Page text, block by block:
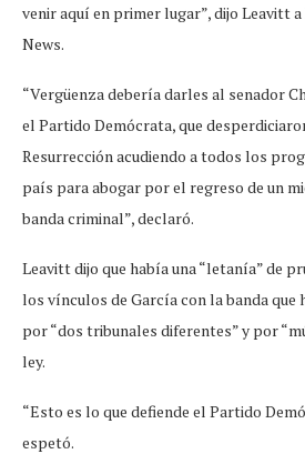
venir aquí en primer lugar”, dijo Leavitt
News.
“Vergüenza debería darles al senador
el Partido Demócrata, que
Resurrección acudiendo a todos los
país para abogar por el regreso de un
banda criminal”, declaró.
Leavitt dijo que había una “letanía” de
los vínculos de García con la banda que
por “dos tribunales diferentes” y por
ley.
“Esto es lo que defiende el Partido
espetó.